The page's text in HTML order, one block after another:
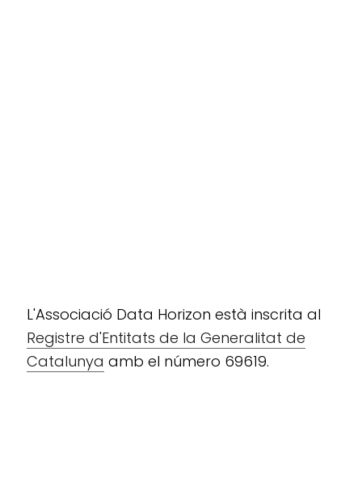
L'Associació Data Horizon està inscrita al
Registre d'Entitats de la Generalitat de
Catalunya amb el número 69619.